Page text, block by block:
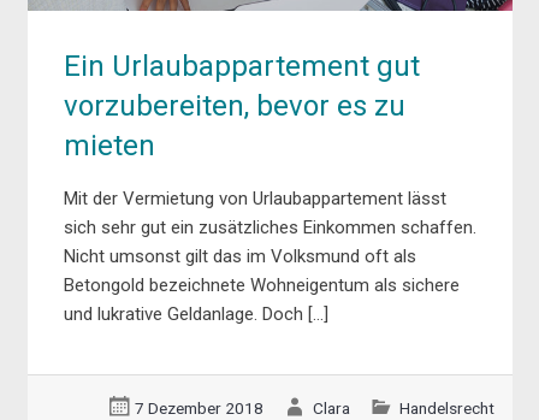
Ein Urlaubappartement gut
vorzubereiten, bevor es zu
mieten
Mit der Vermietung von Urlaubappartement lässt
sich sehr gut ein zusätzliches Einkommen schaffen.
Nicht umsonst gilt das im Volksmund oft als
Betongold bezeichnete Wohneigentum als sichere
und lukrative Geldanlage. Doch […]
7 Dezember 2018 Clara Handelsrecht